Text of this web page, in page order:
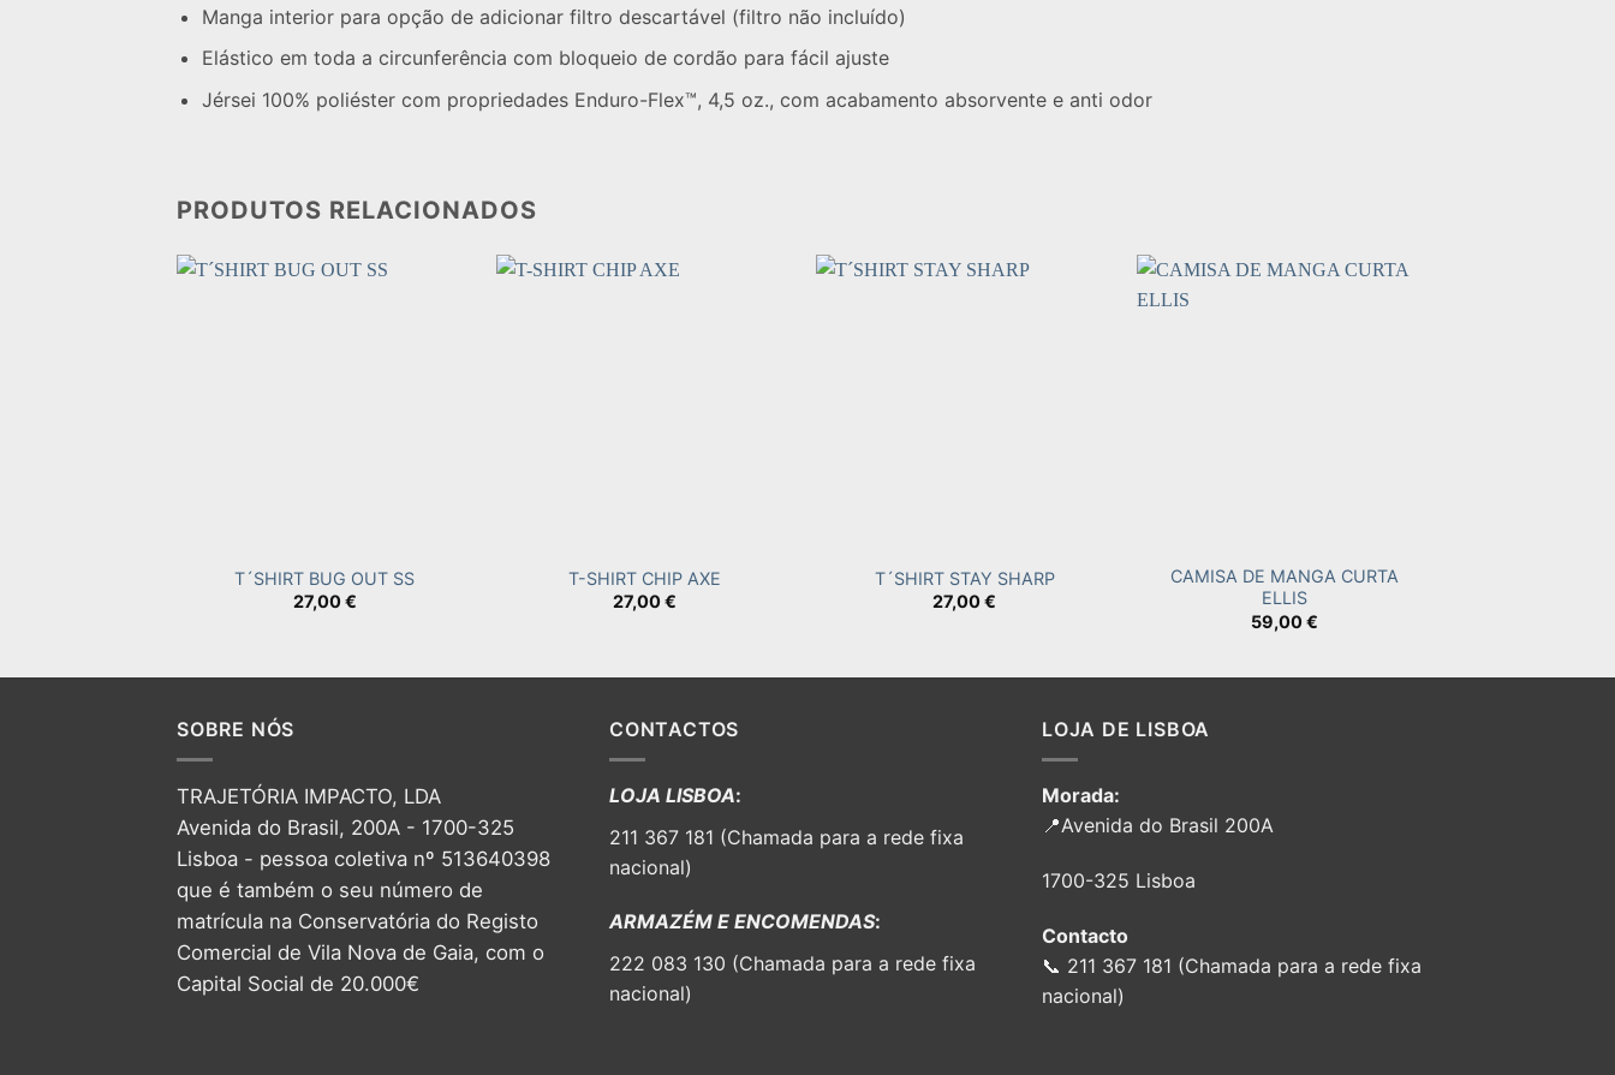
Manga interior para opção de adicionar filtro descartável (filtro não incluído)
Elástico em toda a circunferência com bloqueio de cordão para fácil ajuste
Jérsei 100% poliéster com propriedades Enduro-Flex™, 4,5 oz., com acabamento absorvente e anti odor
PRODUTOS RELACIONADOS
T´SHIRT BUG OUT SS
27,00€
T-SHIRT CHIP AXE
27,00€
T´SHIRT STAY SHARP
27,00€
CAMISA DE MANGA CURTA
ELLIS
59,00€
SOBRE NÓS
TRAJETÓRIA IMPACTO, LDA
Avenida do Brasil, 200A - 1700-325
Lisboa - pessoa coletiva nº 513640398
que é também o seu número de
matrícula na Conservatória do Registo
Comercial de Vila Nova de Gaia, com o
Capital Social de 20.000€
CONTACTOS
LOJA LISBOA:
211 367 181 (Chamada para a rede fixa
nacional)
ARMAZÉM E ENCOMENDAS:
222 083 130 (Chamada para a rede fixa
nacional)
LOJA DE LISBOA
Morada:
📍Avenida do Brasil 200A
1700-325 Lisboa
Contacto
📞 211 367 181 (Chamada para a rede fixa
nacional)